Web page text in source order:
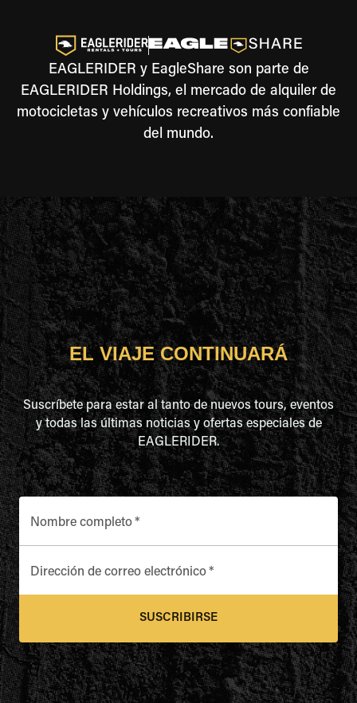
EAGLERIDER y EagleShare son parte de
EAGLERIDER Holdings, el mercado de alquiler de
motocicletas y vehículos recreativos más confiable
del mundo.
EL VIAJE CONTINUARÁ
Suscríbete para estar al tanto de nuevos tours, eventos
y todas las últimas noticias y ofertas especiales de
EAGLERIDER.
Nombre completo*
Dirección de correo electrónico*
SUSCRIBIRSE